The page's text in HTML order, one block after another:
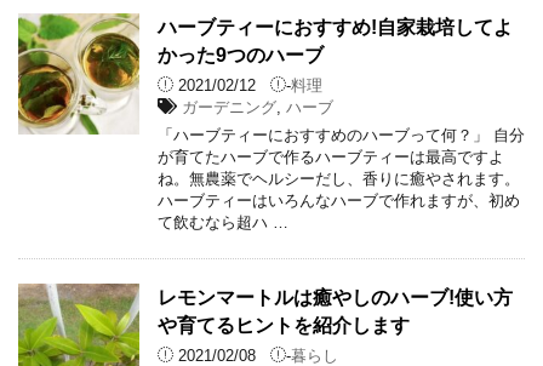
ハーブティーにおすすめ!自家栽培してよ
かった9つのハーブ
2021/02/12 -料理
ガーデニング ,ハーブ
「ハーブティーにおすすめのハーブって何？」 自分
が育てたハーブで作るハーブティーは最高ですよ
ね。無農薬でヘルシーだし、香りに癒やされます。
ハーブティーはいろんなハーブで作れますが、初め
て飲むなら超ハ …
レモンマートルは癒やしのハーブ!使い方
や育てるヒントを紹介します
2021/02/08 -暮らし